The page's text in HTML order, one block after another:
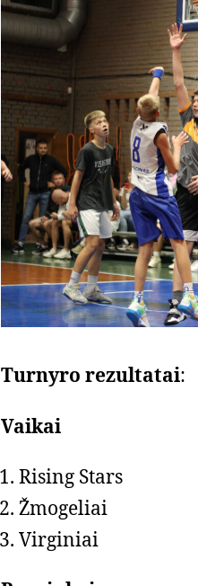
Turnyro rezultatai:
Vaikai
Rising Stars
Žmogeliai
Virginiai